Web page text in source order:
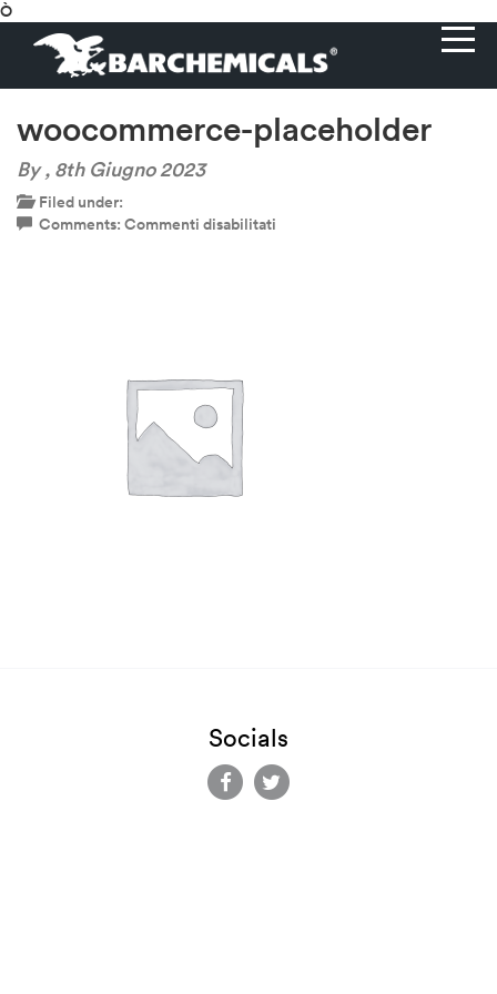
Ò
woocommerce-placeholder
By , 8th Giugno 2023
Filed under:
Comments: Commenti disabilitati
Socials